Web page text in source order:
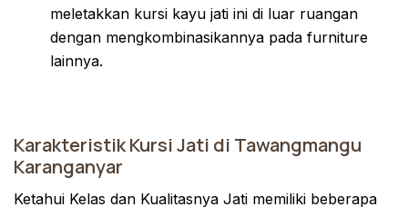
meletakkan kursi kayu jati ini di luar ruangan
dengan mengkombinasikannya pada furniture
lainnya.
Karakteristik Kursi Jati di Tawangmangu
Karanganyar
Ketahui Kelas dan Kualitasnya Jati memiliki beberapa